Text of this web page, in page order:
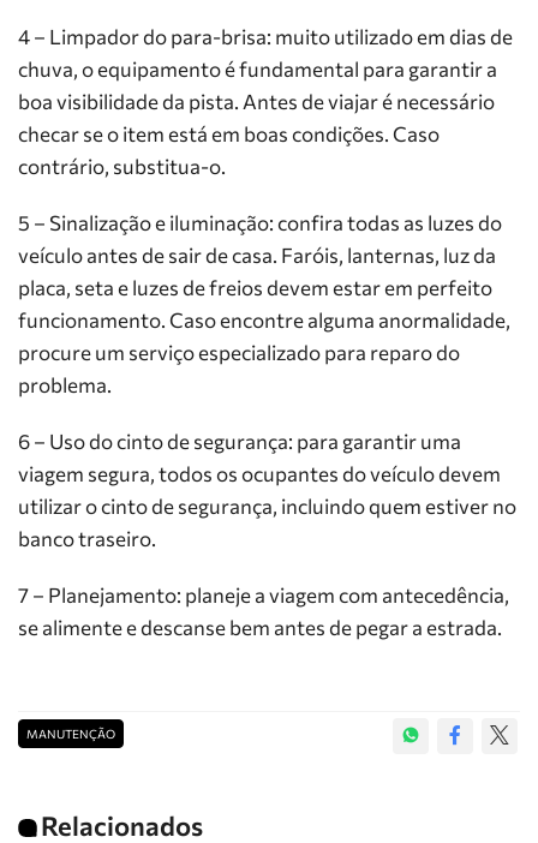
4 – Limpador do para-brisa: muito utilizado em dias de
chuva, o equipamento é fundamental para garantir a
boa visibilidade da pista. Antes de viajar é necessário
checar se o item está em boas condições. Caso
contrário, substitua-o.
5 – Sinalização e iluminação: confira todas as luzes do
veículo antes de sair de casa. Faróis, lanternas, luz da
placa, seta e luzes de freios devem estar em perfeito
funcionamento. Caso encontre alguma anormalidade,
procure um serviço especializado para reparo do
problema.
6 – Uso do cinto de segurança: para garantir uma
viagem segura, todos os ocupantes do veículo devem
utilizar o cinto de segurança, incluindo quem estiver no
banco traseiro.
7 – Planejamento: planeje a viagem com antecedência,
se alimente e descanse bem antes de pegar a estrada.
MANUTENÇÃO
Relacionados